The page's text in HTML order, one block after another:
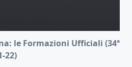
le Formazioni Ufficiali (34ª
22)